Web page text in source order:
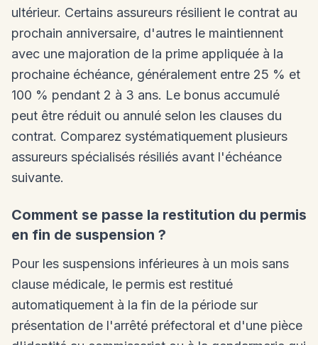
ultérieur. Certains assureurs résilient le contrat au
prochain anniversaire, d'autres le maintiennent
avec une majoration de la prime appliquée à la
prochaine échéance, généralement entre 25 % et
100 % pendant 2 à 3 ans. Le bonus accumulé
peut être réduit ou annulé selon les clauses du
contrat. Comparez systématiquement plusieurs
assureurs spécialisés résiliés avant l'échéance
suivante.
Comment se passe la restitution du permis
en fin de suspension ?
Pour les suspensions inférieures à un mois sans
clause médicale, le permis est restitué
automatiquement à la fin de la période sur
présentation de l'arrêté préfectoral et d'une pièce